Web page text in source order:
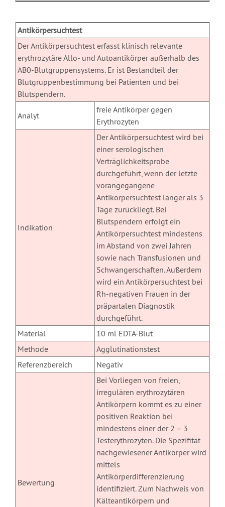
Antikörpersuchtest
Der Antikörpersuchtest erfasst klinisch relevante
erythrozytäre Allo- und Autoantikörper außerhalb des
AB0-Blutgruppensystems. Er ist Bestandteil der
Blutgruppenbestimmung bei Patienten und bei
Blutspendern.
Analyt
freie Antikörper gegen
Erythrozyten
Indikation
Der Antikörpersuchtest wird bei
einer serologischen
Verträglichkeitsprobe
durchgeführt, wenn der letzte
vorangegangene
Antikörpersuchtest länger als 3
Tage zurückliegt. Bei
Blutspendern erfolgt ein
Antikörpersuchtest mindestens
im Abstand von zwei Jahren
sowie nach Transfusionen und
Schwangerschaften. Außerdem
wird ein Antikörpersuchtest bei
Rh-negativen Frauen in der
präpartalen Diagnostik
durchgeführt.
Material
10 ml EDTA-Blut
Methode
Agglutinationstest
Referenzbereich
Negativ
Bewertung
Bei Vorliegen von freien,
irregulären erythrozytären
Antikörpern kommt es zu einer
positiven Reaktion bei
mindestens einer der 2 – 3
Testerythrozyten. Die Spezifität
nachgewiesener Antikörper wird
mittels
Antikörperdifferenzierung
identifiziert. Zum Nachweis von
Kälteantikörpern und